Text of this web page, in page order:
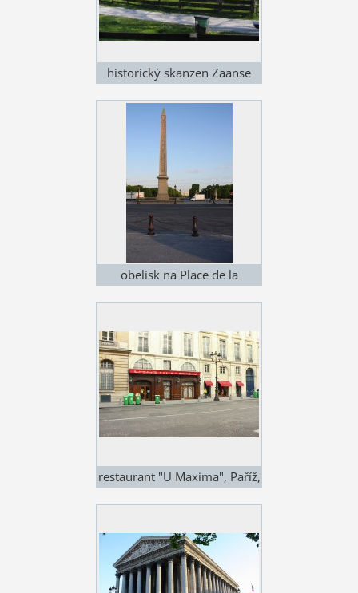
historický skanzen Zaanse
obelisk na Place de la
restaurant "U Maxima", Paříž,